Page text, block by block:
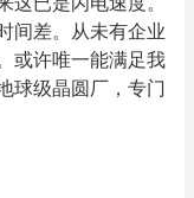
间差。从未有企业
或许唯一能满足我
球级晶圆厂，专门